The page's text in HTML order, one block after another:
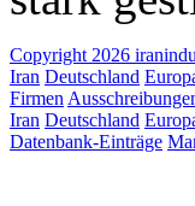
Copyright 2026
Iran Deutschland
Firmen
Iran Deutschland
Datenbank-Einträge